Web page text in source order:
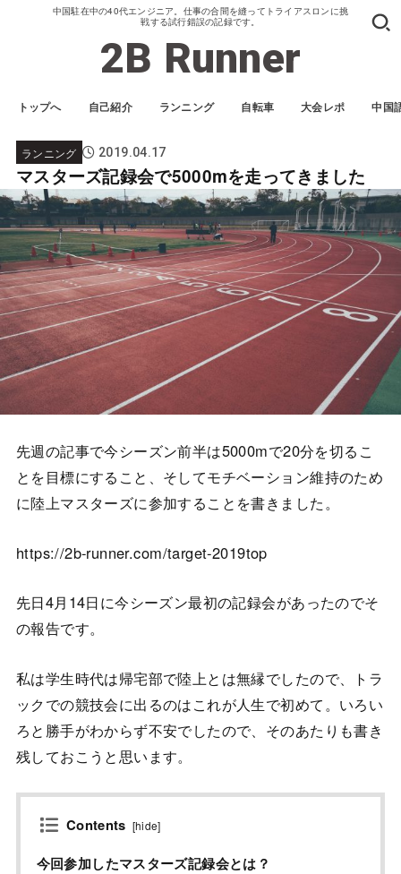
中国駐在中の40代エンジニア。仕事の合間を縫ってトライアスロンに挑
戦する試行錯誤の記録です。
2B Runner
トップへ 自己紹介 ランニング 自転車 大会レポ 中国
ランニング 2019.04.17
マスターズ記録会で5000mを走ってきました
先週の記事で今シーズン前半は5000mで20分を切るこ
とを目標にすること、そしてモチベーション維持のため
に陸上マスターズに参加することを書きました。
https://2b-runner.com/target-2019top
先日4月14日に今シーズン最初の記録会があったのでそ
の報告です。
私は学生時代は帰宅部で陸上とは無縁でしたので、トラ
ックでの競技会に出るのはこれが人生で初めて。いろい
ろと勝手がわからず不安でしたので、そのあたりも書き
残しておこうと思います。
Contents [hide]
今回参加したマスターズ記録会とは？